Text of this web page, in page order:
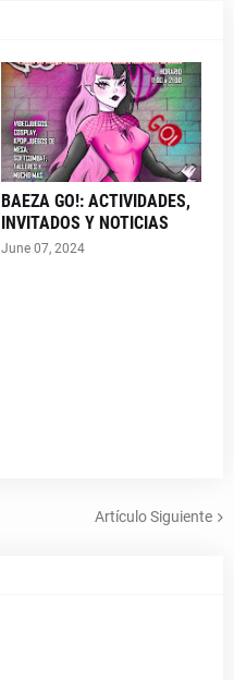
BAEZA GO!: ACTIVIDADES,
INVITADOS Y NOTICIAS
June 07, 2024
Artículo Siguiente